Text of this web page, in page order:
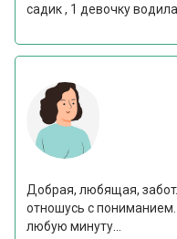
садик , 1 девочку
Добрая, любящая,
отношусь с
любую минуту...